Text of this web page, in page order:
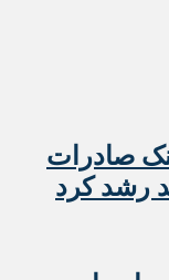
صادرات